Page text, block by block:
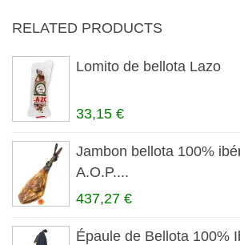
RELATED PRODUCTS
Lomito de bellota Lazo
33,15 €
Jambon bellota 100%
A.O.P....
437,27 €
Épaule de Bellota 100%